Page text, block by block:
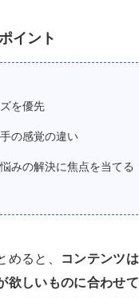
イント
を優先
の感覚の違い
みの解決に焦点を当てる
めると、
コンテンツ
欲しいものに合わせて